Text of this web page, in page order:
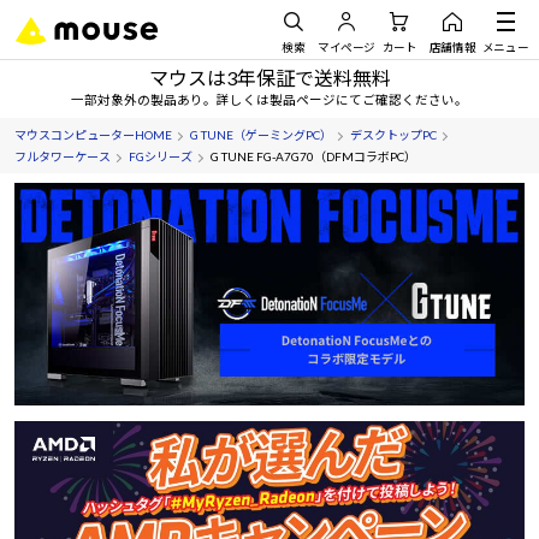
検索 マイページ カート 店舗情報 メニュー
マウスは3年保証で送料無料
一部対象外の製品あり。詳しくは製品ページにてご確認ください。
マウスコンピューターHOME G TUNE（ゲーミングPC）
デスクトップPC
フルタワーケース
FGシリーズ G TUNE FG-A7G70（DFMコラボPC）